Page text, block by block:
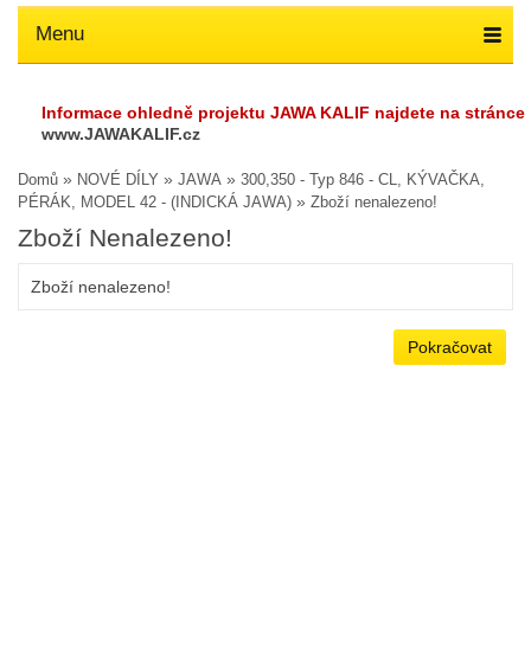
Menu
Informace ohledně projektu JAWA KALIF najdete na stránce
www.JAWAKALIF.cz
Domů » NOVÉ DÍLY » JAWA » 300,350 - Typ 846 - CL, KÝVAČKA,
PÉRÁK, MODEL 42 - (INDICKÁ JAWA) » Zboží nenalezeno!
Zboží Nenalezeno!
Zboží nenalezeno!
Pokračovat